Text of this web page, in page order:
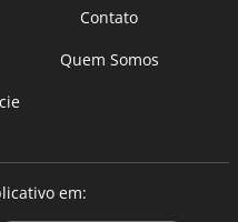
Contato
Quem Somos
em: